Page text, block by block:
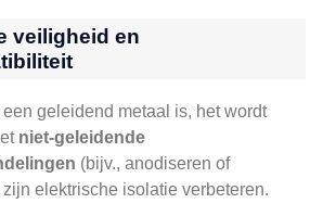
veiligheid en
​​geleidend metaal is, het wordt
niet-geleidende
(bijv., anodiseren of
elektrische isolatie verbeteren.